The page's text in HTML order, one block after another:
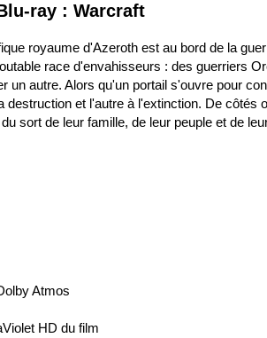
ray : Warcraft
royaume d'Azeroth est au bord de la
race d'envahisseurs : des guerriers
un autre. Alors qu'un portail s'ouvre pour
destruction et l'autre à l'extinction. De côtés
sort de leur famille, de leur peuple et de
Atmos
HD du film